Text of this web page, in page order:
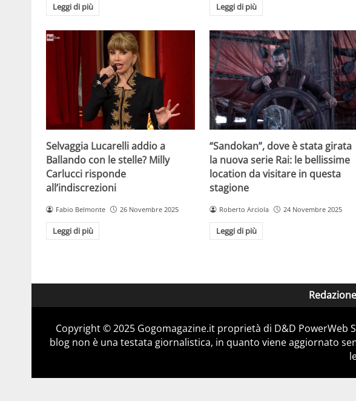
Leggi di più Leggi di più
Selvaggia Lucarelli addio a
Ballando con le stelle? Milly
Carlucci risponde
all’indiscrezioni
Fabio Belmonte 26 Novembre 2025
Leggi di più
“Sandokan”, dove è stata girata
la nuova serie Rai: le bellissime
location da visitare in questa
stagione
Roberto Arciola 24 Novembre 2025
Leggi di più
Redazione
Copyright © 2025 Gogomagazine.it proprietà di D&D PowerWeb
blog non è una testata giornalistica, in quanto viene aggiornato